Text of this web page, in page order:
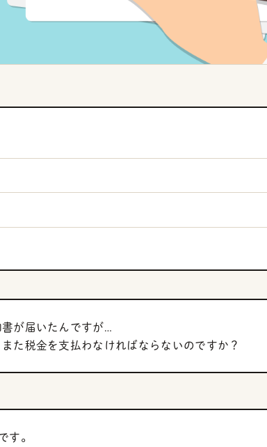
が届いたんですが…
た税金を支払わなければならないのですか？
す。